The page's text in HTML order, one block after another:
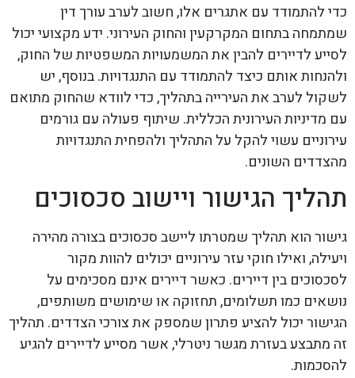
כדי להתמודד עם אתגרים אלו, חשוב לערב עורך דין
שמתמחה בתחום המקרקעין והחוק העירוני. ידע מקצועי יכול
לסייע לדיירים להבין את המשמעויות המשפטיות של החוק,
ולהנחות אותם כיצד להתמודד עם התנגדויות. בנוסף, יש
לשקול לערב את העירייה בתהליך, כדי לוודא שהחוק מתואם
עם מדיניות העירונית הכללית. שיתוף פעולה עם גורמים
עירוניים עשוי להקל על התהליך ולהפחית התנגדויות
מהצדדים השונים.
תהליך הגישור ויישוב סכסוכים
גישור הוא תהליך שמטרתו ליישב סכסוכים בצורה מהירה
ויעילה, ואילו חוקי עזר עירוניים יכולים להוות מקור
לסכסוכים בין דיירים. כאשר דיירים אינם מסכימים על
נושאים כמו תשלומים, תחזוקה או שימושים משותפים,
הגישור יכול להציע פתרון שמספק את צורכי הצדדים. תהליך
זה מתבצע בעזרת מגשר ניטרלי, אשר מסייע לדיירים להגיע
להסכמות.